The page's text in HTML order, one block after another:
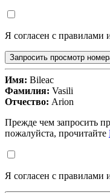
Я согласен с правилами
Запросить просмотр
Имя: Bileac
Фамилия: Vasili
Отчество: Arion
Прежде чем запросить
пожалуйста, прочитайте
Я согласен с правилами